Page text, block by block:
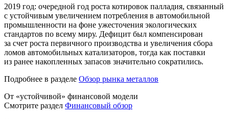
2019 год: очередной год роста котировок палладия, связанный
с устойчивым увеличением потребления в автомобильной
промышленности на фоне ужесточения экологических
стандартов по всему миру. Дефицит был компенсирован
за счет роста первичного производства и увеличения сбора
ломов автомобильных катализаторов, тогда как поставки
из ранее накопленных запасов значительно сократились.
Подробнее в разделе Обзор рынка металлов
От «устойчивой» финансовой модели
Смотрите раздел Финансовый обзор